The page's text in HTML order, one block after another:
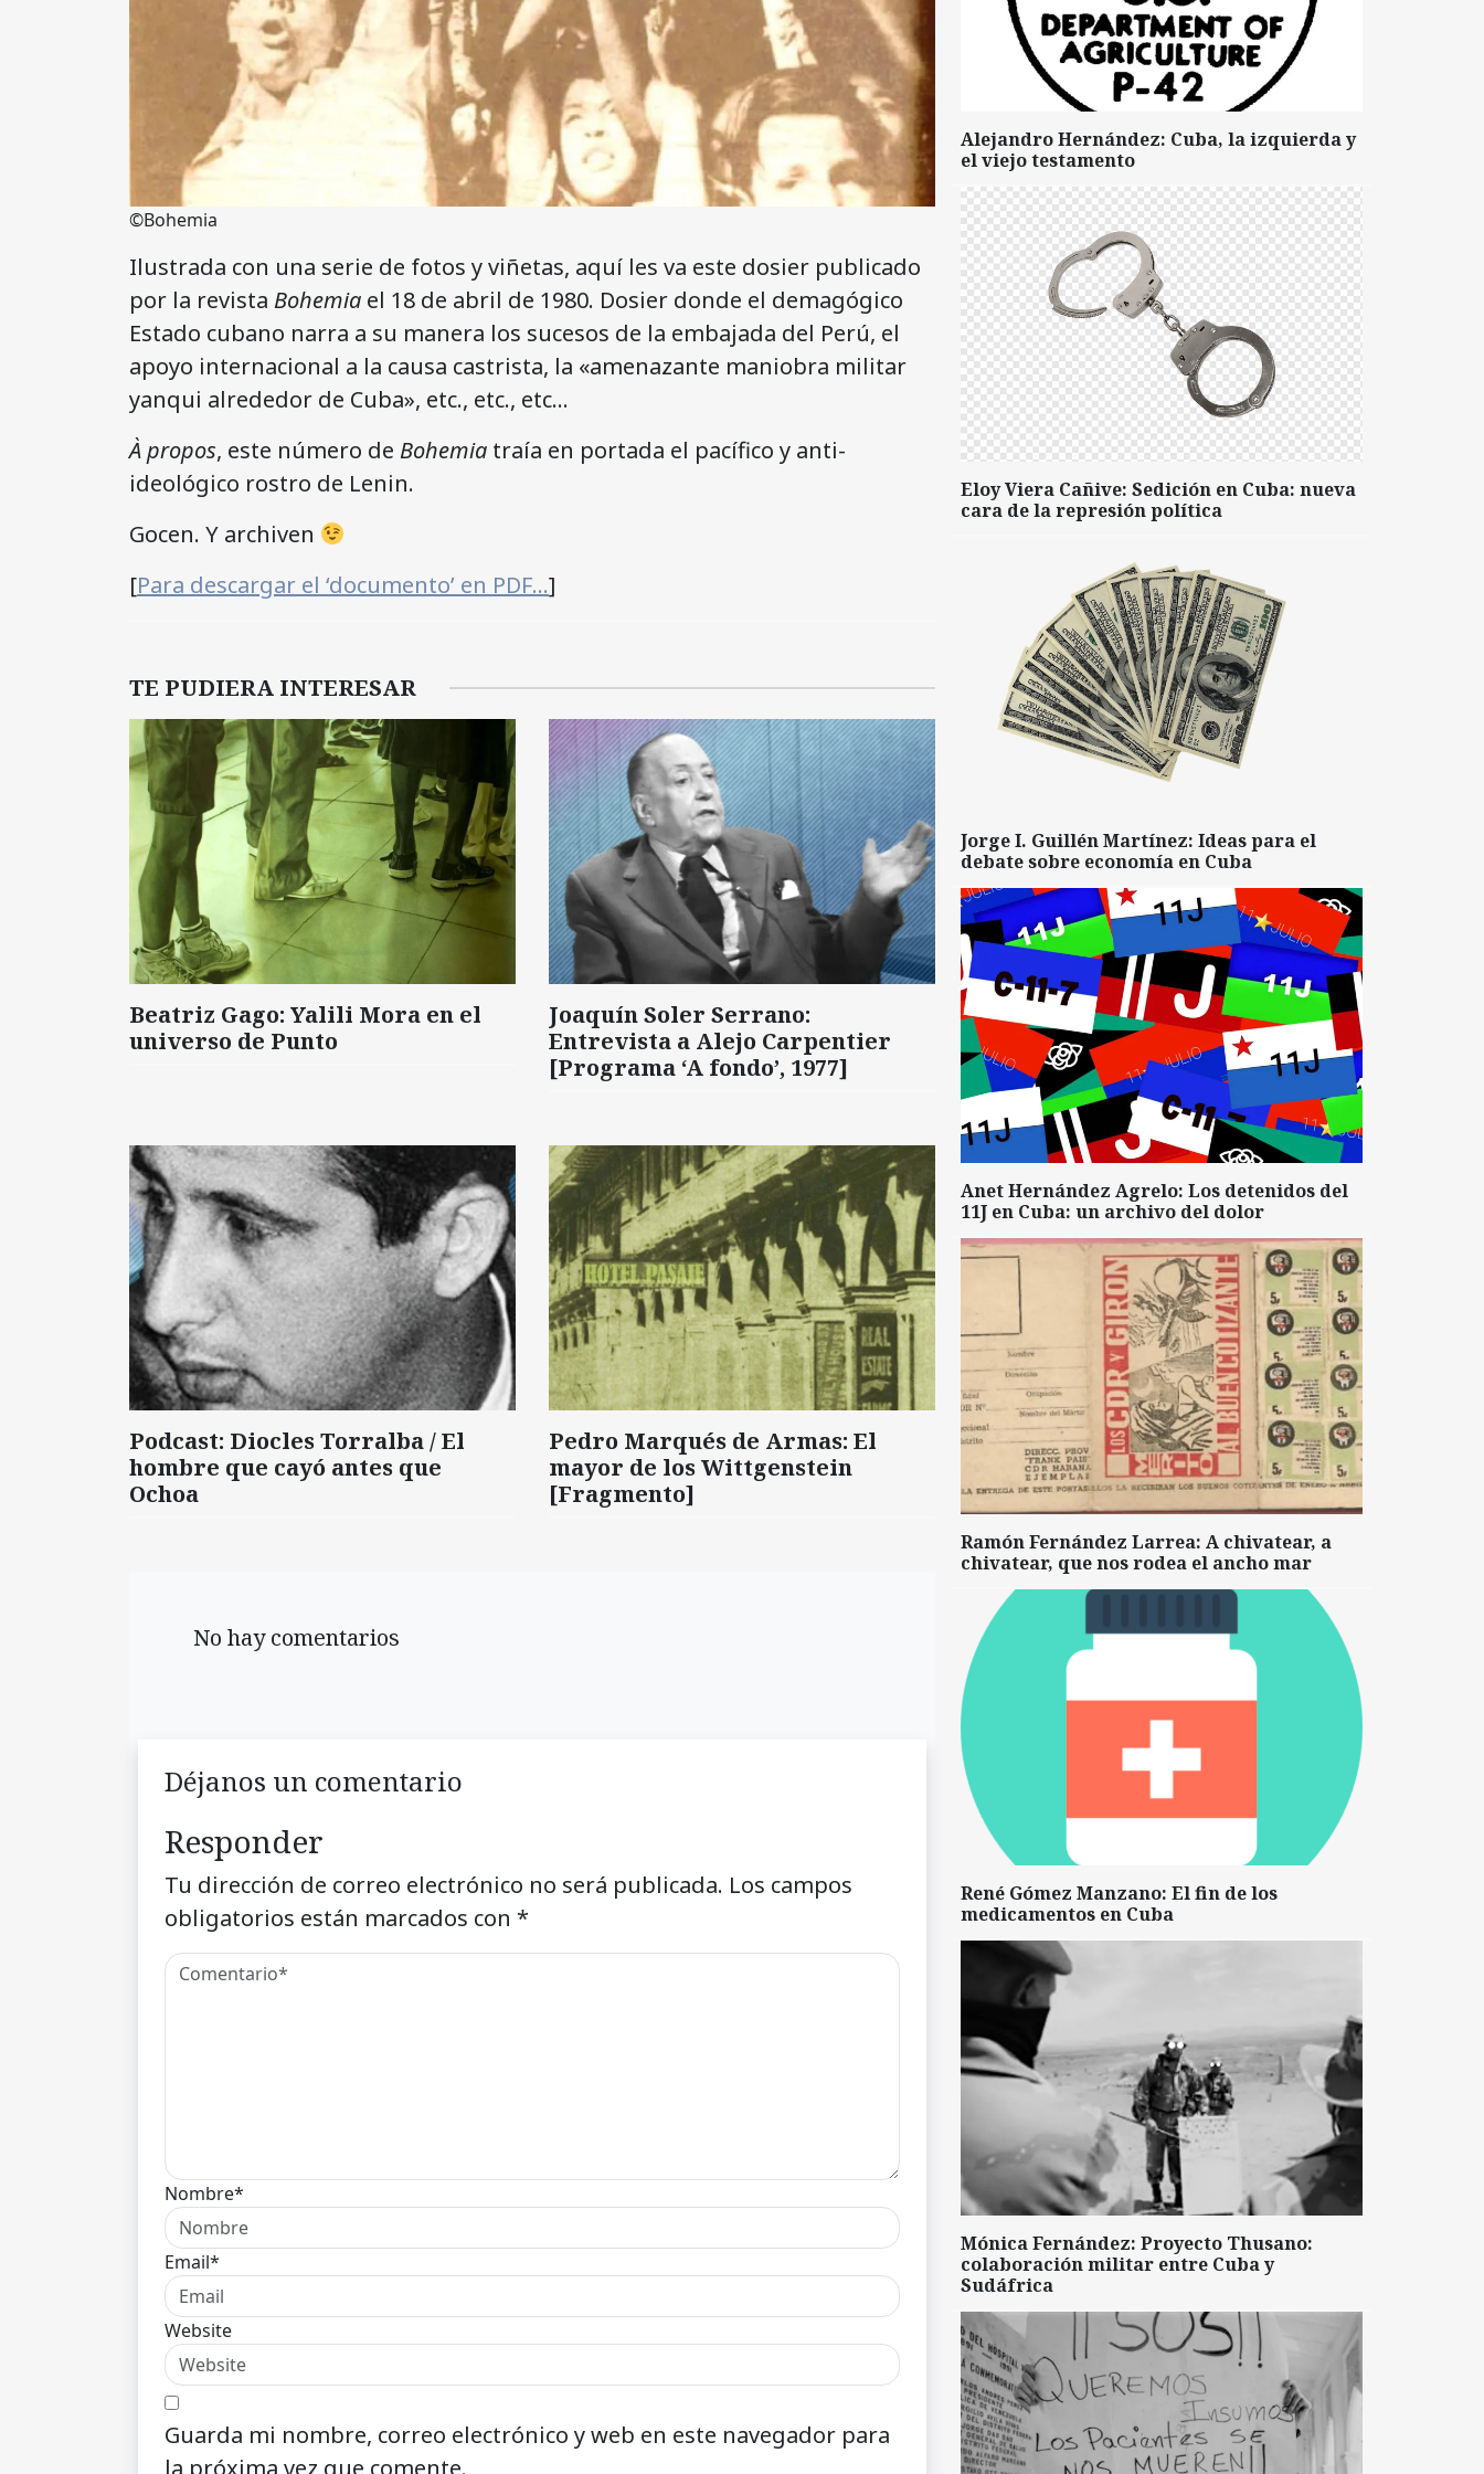
©Bohemia
Ilustrada con una serie de fotos y viñetas, aquí les va este dosier publicado
por la revista Bohemia el 18 de abril de 1980. Dosier donde el demagógico
Estado cubano narra a su manera los sucesos de la embajada del Perú, el
apoyo internacional a la causa castrista, la «amenazante maniobra militar
yanqui alrededor de Cuba», etc., etc., etc…
À propos, este número de Bohemia traía en portada el pacífico y anti-
ideológico rostro de Lenin.
Gocen. Y archiven
[Para descargar el ‘documento’ en PDF…]
TE PUDIERA INTERESAR
Beatriz Gago: Yalili Mora en el
universo de Punto
Joaquín Soler Serrano:
Entrevista a Alejo Carpentier
[Programa ‘A fondo’, 1977]
Podcast: Diocles Torralba / El
hombre que cayó antes que
Ochoa
Pedro Marqués de Armas: El
mayor de los Wittgenstein
[Fragmento]
No hay comentarios
Déjanos un comentario
Responder
Tu dirección de correo electrónico no será publicada. Los campos
obligatorios están marcados con *
Nombre*
Email*
Website
Guarda mi nombre, correo electrónico y web en este navegador para
la próxima vez que comente.
Alejandro Hernández: Cuba, la izquierda y
el viejo testamento
Eloy Viera Cañive: Sedición en Cuba: nueva
cara de la represión política
Jorge I. Guillén Martínez: Ideas para el
debate sobre economía en Cuba
Anet Hernández Agrelo: Los detenidos del
11J en Cuba: un archivo del dolor
Ramón Fernández Larrea: A chivatear, a
chivatear, que nos rodea el ancho mar
René Gómez Manzano: El fin de los
medicamentos en Cuba
Mónica Fernández: Proyecto Thusano:
colaboración militar entre Cuba y
Sudáfrica